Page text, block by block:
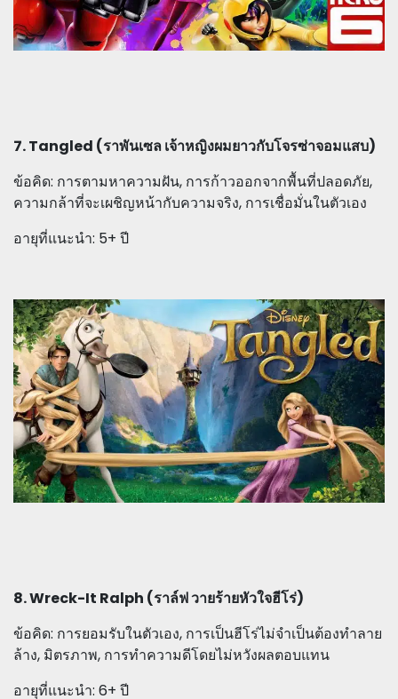
7. Tangled (ราพันเซล เจ้าหญิงผมยาวกับโจรซ่าจอมแสบ)
ข้อคิด: การตามหาความฝัน, การก้าวออกจากพื้นที่ปลอดภัย,
ความกล้าที่จะเผชิญหน้ากับความจริง, การเชื่อมั่นในตัวเอง
อายุที่แนะนำ: 5+ ปี
8. Wreck-It Ralph (ราล์ฟ วายร้ายหัวใจฮีโร่)
ข้อคิด: การยอมรับในตัวเอง, การเป็นฮีโร่ไม่จำเป็นต้องทำลาย
ล้าง, มิตรภาพ, การทำความดีโดยไม่หวังผลตอบแทน
อายุที่แนะนำ: 6+ ปี